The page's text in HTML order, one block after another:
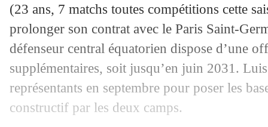
(23 ans, 7 matchs toutes compétitions cette
prolonger son contrat avec le Paris Saint-
défenseur central équatorien dispose d’une
supplémentaires, soit jusqu’en juin 2031.
représentants en septembre pour poser les
constructif par les deux camps.
15/10 Portugal: Ronaldo fier de son
15/10 Francfort : Wahi, le club se pose des
15/10 Maroc : Hakimi, Regragui évite la
15/10 UEFA: nouveau format pour les